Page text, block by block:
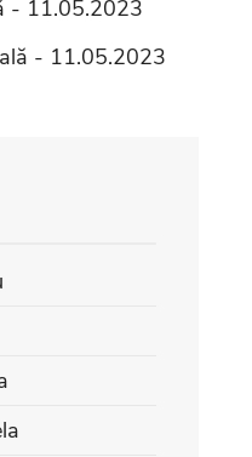
- 11.05.2023
- 11.05.2023